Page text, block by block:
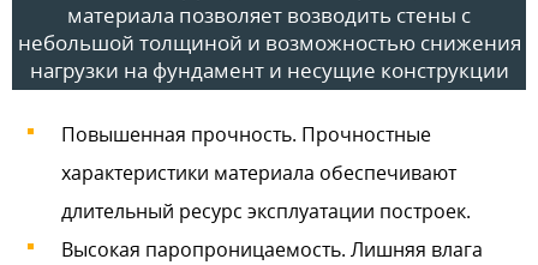
материала позволяет возводить стены с
небольшой толщиной и возможностью снижения
нагрузки на фундамент и несущие конструкции
Повышенная прочность. Прочностные
характеристики материала обеспечивают
длительный ресурс эксплуатации построек.
Высокая паропроницаемость. Лишняя влага